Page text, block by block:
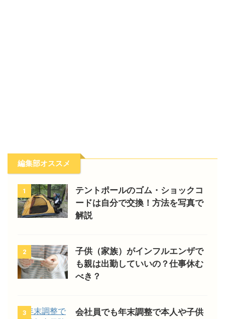
編集部オススメ
1
テントポールのゴム・ショックコ
ードは自分で交換！方法を写真で
解説
2
子供（家族）がインフルエンザで
も親は出勤していいの？仕事休む
べき？
3
会社員でも年末調整で本人や子供